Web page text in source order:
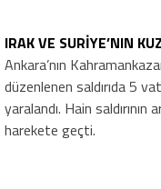
IRAK VE SURİYE’NIN
Ankara’nın
düzenlenen saldırıda 5
yaralandı. Hain
harekete geçti.